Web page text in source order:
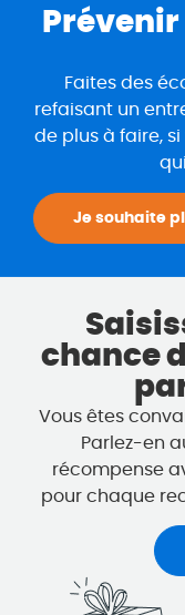
chance
Vous êtes
Parlez-en
récompense
pour chaque
Faites des
refaisant un
de plus à faire,
Je souhaite